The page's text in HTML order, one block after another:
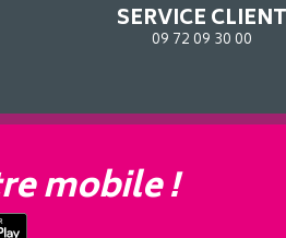
SERVICE CLIENT
09 72 09 30 00
mobile !